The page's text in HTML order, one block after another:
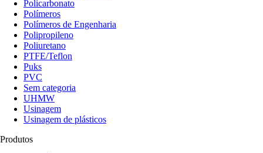
Policarbonato
Polímeros
Polímeros de Engenharia
Polipropileno
Poliuretano
PTFE/Teflon
Puks
PVC
Sem categoria
UHMW
Usinagem
Usinagem de plásticos
Produtos